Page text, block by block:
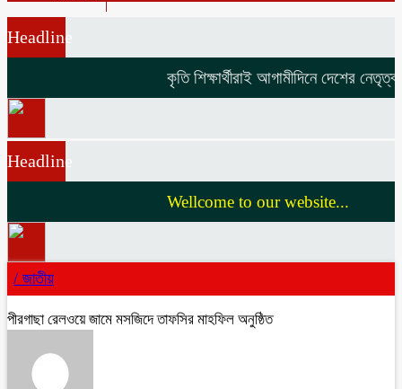
Headline
কৃতি শিক্ষার্থীরাই আগামীদিনে দেশের নেতৃত্ব
Headline
Wellcome to our website...
/ জাতীয়
পীরগাছা রেলওয়ে জামে মসজিদে তাফসির মাহফিল অনুষ্ঠিত